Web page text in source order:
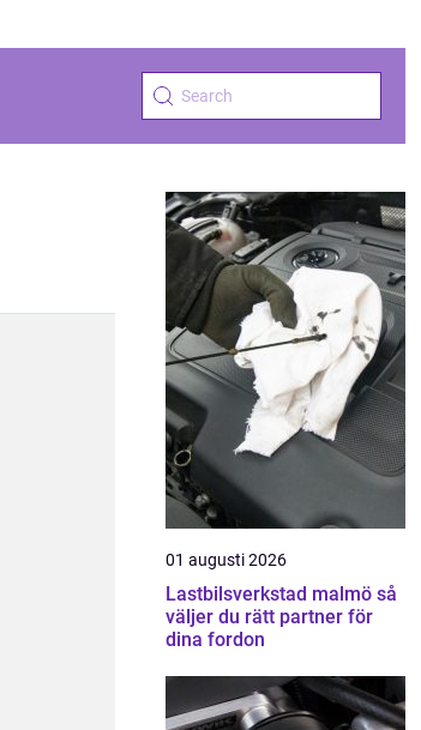
01 augusti 2026
Lastbilsverkstad malmö så
väljer du rätt partner för
dina fordon